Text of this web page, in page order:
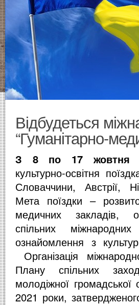
Відбудеться
“Гуманітарно-
З 8 по 17 жовтня
культурно-освітня
Словаччини, Австрії,
Мета поїздки –
медичних закладів,
спільних
ознайомлення з
Організація
Плану спільних
молодіжної
2021 роки,